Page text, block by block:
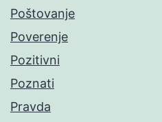
Poštovanje
Poverenje
Pozitivni
Poznati
Pravda